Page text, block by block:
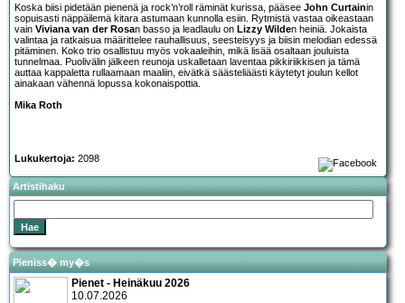
Koska biisi pidetään pienenä ja rock’n’roll räminät kurissa, pääsee John Curtainin
sopuisasti näppäilemä kitara astumaan kunnolla esiin. Rytmistä vastaa oikeastaan
vain Viviana van der Rosan basso ja leadlaulu on Lizzy Wilden heiniä. Jokaista
valintaa ja ratkaisua määrittelee rauhallisuus, seesteisyys ja biisin melodian edessä
pitäminen. Koko trio osallistuu myös vokaaleihin, mikä lisää osaltaan jouluista
tunnelmaa. Puolivälin jälkeen reunoja uskalletaan laventaa pikkiriikkisen ja tämä
auttaa kappaletta rullaamaan maaliin, eivätkä säästeliäästi käytetyt joulun kellot
ainakaan vähennä lopussa kokonaispottia.
Mika Roth
Lukukertoja: 2098
Artistihaku
Pieniss� my�s
Pienet - Heinäkuu 2026
10.07.2026